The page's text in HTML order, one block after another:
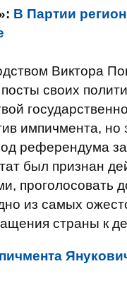
В Партии
Виктора
своих
импичмента, но
референдума
был признан
проголосовать
из самых
страны к